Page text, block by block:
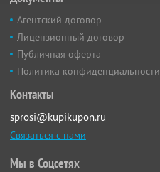
Агентский договор
Лицензионный договор
Публичная оферта
Политика конфиденциальности
Контакты
sprosi@kupikupon.ru
Связаться с нами
Мы в Соцсетях